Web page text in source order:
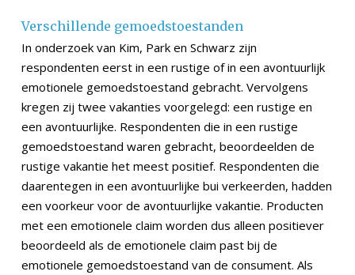
Verschillende gemoedstoestanden
In onderzoek van Kim, Park en Schwarz zijn
respondenten eerst in een rustige of in een avontuurlijk
emotionele gemoedstoestand gebracht. Vervolgens
kregen zij twee vakanties voorgelegd: een rustige en
een avontuurlijke. Respondenten die in een rustige
gemoedstoestand waren gebracht, beoordeelden de
rustige vakantie het meest positief. Respondenten die
daarentegen in een avontuurlijke bui verkeerden, hadden
een voorkeur voor de avontuurlijke vakantie. Producten
met een emotionele claim worden dus alleen positiever
beoordeeld als de emotionele claim past bij de
emotionele gemoedstoestand van de consument. Als